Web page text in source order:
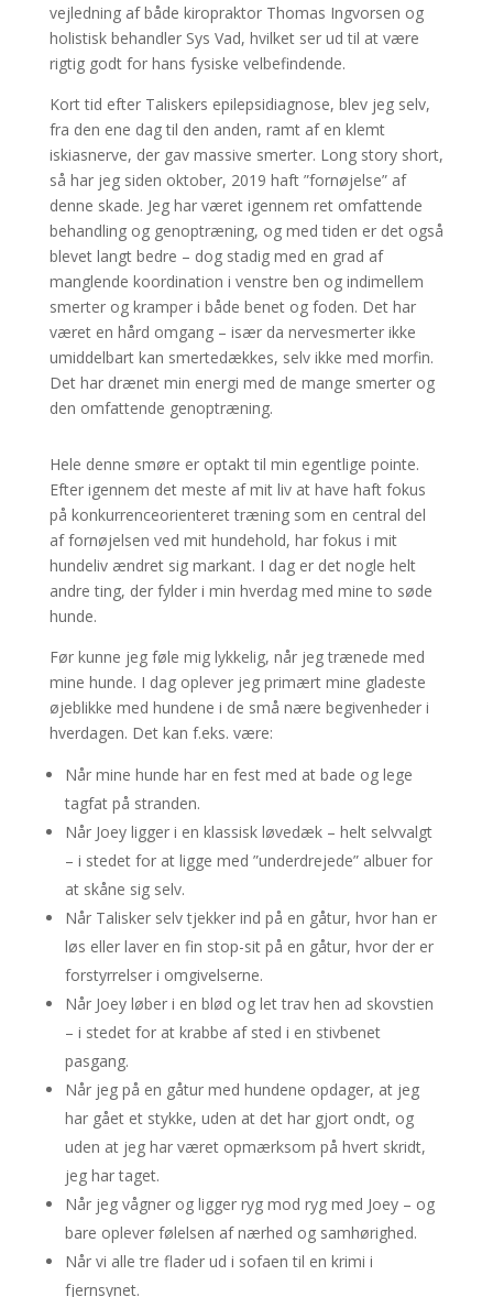
vejledning af både kiropraktor Thomas Ingvorsen og
holistisk behandler Sys Vad, hvilket ser ud til at være
rigtig godt for hans fysiske velbefindende.
Kort tid efter Taliskers epilepsidiagnose, blev jeg selv,
fra den ene dag til den anden, ramt af en klemt
iskiasnerve, der gav massive smerter. Long story short,
så har jeg siden oktober, 2019 haft ”fornøjelse” af
denne skade. Jeg har været igennem ret omfattende
behandling og genoptræning, og med tiden er det også
blevet langt bedre – dog stadig med en grad af
manglende koordination i venstre ben og indimellem
smerter og kramper i både benet og foden. Det har
været en hård omgang – især da nervesmerter ikke
umiddelbart kan smertedækkes, selv ikke med morfin.
Det har drænet min energi med de mange smerter og
den omfattende genoptræning.
Hele denne smøre er optakt til min egentlige pointe.
Efter igennem det meste af mit liv at have haft fokus
på konkurrenceorienteret træning som en central del
af fornøjelsen ved mit hundehold, har fokus i mit
hundeliv ændret sig markant. I dag er det nogle helt
andre ting, der fylder i min hverdag med mine to søde
hunde.
Før kunne jeg føle mig lykkelig, når jeg trænede med
mine hunde. I dag oplever jeg primært mine gladeste
øjeblikke med hundene i de små nære begivenheder i
hverdagen. Det kan f.eks. være:
Når mine hunde har en fest med at bade og lege
tagfat på stranden.
Når Joey ligger i en klassisk løvedæk – helt selvvalgt
– i stedet for at ligge med ”underdrejede” albuer for
at skåne sig selv.
Når Talisker selv tjekker ind på en gåtur, hvor han er
løs eller laver en fin stop-sit på en gåtur, hvor der er
forstyrrelser i omgivelserne.
Når Joey løber i en blød og let trav hen ad skovstien
– i stedet for at krabbe af sted i en stivbenet
pasgang.
Når jeg på en gåtur med hundene opdager, at jeg
har gået et stykke, uden at det har gjort ondt, og
uden at jeg har været opmærksom på hvert skridt,
jeg har taget.
Når jeg vågner og ligger ryg mod ryg med Joey – og
bare oplever følelsen af nærhed og samhørighed.
Når vi alle tre flader ud i sofaen til en krimi i
fjernsynet.